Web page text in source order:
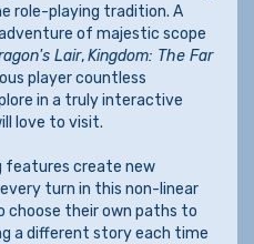
role-playing tradition. A
of majestic scope
Lair,Kingdom: The Far
player countless
in a truly interactive
love to visit.
features create new
turn in this non-linear
choose their own paths to
a different story each time